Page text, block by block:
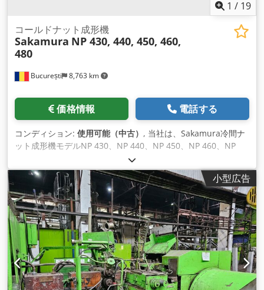
1 / 19
București 8,763 km
コールドナット成形機
Sakamura NP 430, 440, 450, 460,
480
価格情報 電話する
コンディション: 使用可能（中古） , 当社は、Sakamura冷間ナ
ット成形機モデルNP 430、NP 440、NP 450、NP 460、NP
480を提供できます。 バー直径4mm～33mm Dkedpfx Asv H
Ap Ajckor すべてのマシンがパワー不足
小型広告